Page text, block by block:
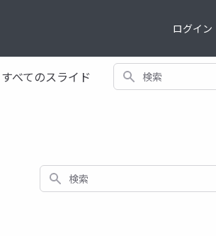
ログイン
すべてのスライド 検索
検索